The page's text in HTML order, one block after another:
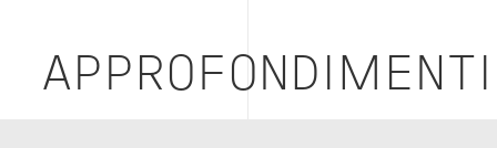
APPROFONDIMENTI